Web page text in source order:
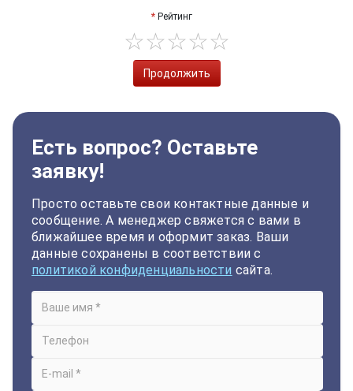
Рейтинг
Продолжить
Есть вопрос? Оставьте
заявку!
Просто оставьте свои контактные данные и
сообщение. А менеджер свяжется с вами в
ближайшее время и оформит заказ. Ваши
данные сохранены в соответствии с
политикой конфиденциальности сайта.